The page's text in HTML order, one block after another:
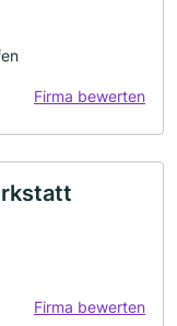
Firma bewerten
Firma bewerten